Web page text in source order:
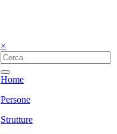
×
Home
Persone
Strutture